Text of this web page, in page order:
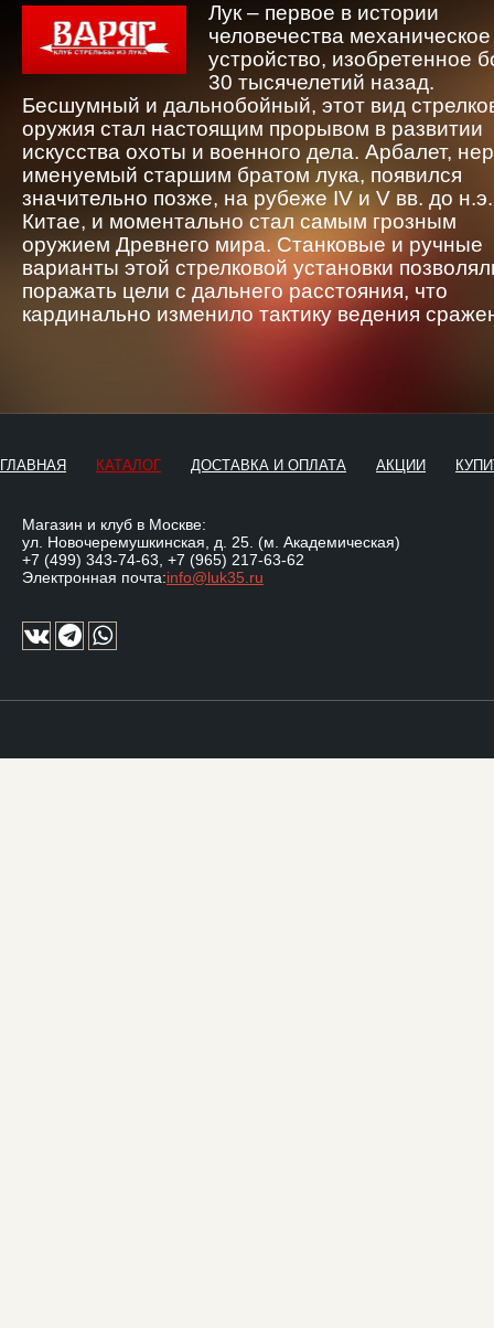
Лук – первое в истории
человечества механическое
устройство, изобретенное
30 тысячелетий назад.
Бесшумный и дальнобойный, этот вид
оружия стал настоящим прорывом в развитии
искусства охоты и военного дела. Арбалет,
именуемый старшим братом лука, появился
значительно позже, на рубеже IV и V вв. до
Китае, и моментально стал самым грозным
оружием Древнего мира. Станковые и ручные
варианты этой стрелковой установки
поражать цели с дальнего расстояния, что
кардинально изменило тактику ведения
ГЛАВНАЯ КАТАЛОГ ДОСТАВКА И ОПЛАТА АКЦИИ
Магазин и клуб в Москве:
ул. Новочеремушкинская, д. 25. (м. Академическая)
+7 (499) 343-74-63 +7 (965) 217-63-62
Электронная почта:info@luk35.ru